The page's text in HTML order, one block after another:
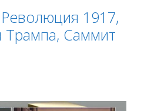
1917,
Трампа, Саммит